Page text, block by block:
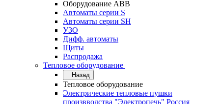
Оборудование АВВ
Автоматы серии S
Автоматы серии SH
УЗО
Дифф. автоматы
Щиты
Распродажа
Тепловое оборудование
Назад
Тепловое оборудование
Электрические тепловые пушки
произвводства "Электропечь" Россия